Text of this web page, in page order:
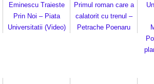
Eminescu Traieste
Prin Noi – Piata
Universitatii (Video)
Primul roman care a
calatorit cu trenul –
Petrache Poenaru